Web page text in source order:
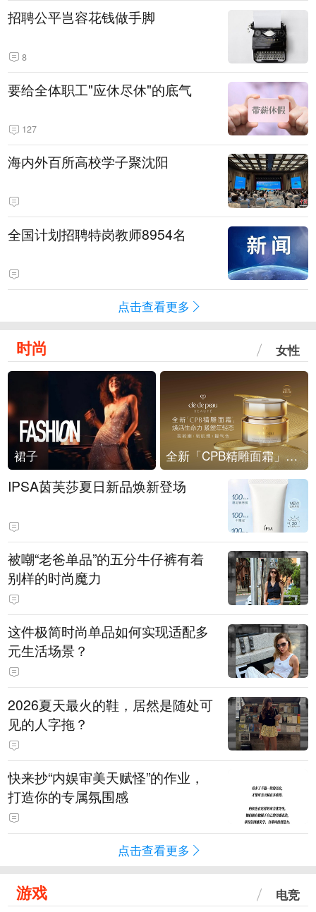
招聘公平岂容花钱做手脚
8
要给全体职工"应休尽休"的底气
127
海内外百所高校学子聚沈阳
全国计划招聘特岗教师8954名
点击查看更多
时尚 女性
裙子 全新「CPB精雕面霜」重磅上市
IPSA茵芙莎夏日新品焕新登场
被嘲“老爸单品”的五分牛仔裤有着
别样的时尚魔力
这件极简时尚单品如何实现适配多
元生活场景？
2026夏天最火的鞋，居然是随处可
见的人字拖？
快来抄“内娱审美天赋怪”的作业，
打造你的专属氛围感
点击查看更多
游戏 电竞